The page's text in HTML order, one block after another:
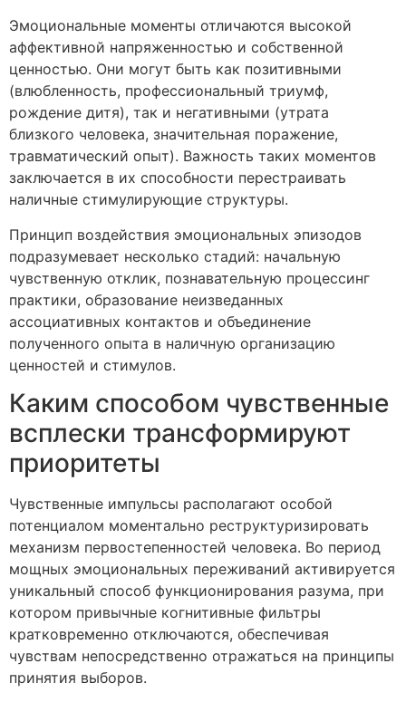
Эмоциональные моменты отличаются высокой
аффективной напряженностью и собственной
ценностью. Они могут быть как позитивными
(влюбленность, профессиональный триумф,
рождение дитя), так и негативными (утрата
близкого человека, значительная поражение,
травматический опыт). Важность таких моментов
заключается в их способности перестраивать
наличные стимулирующие структуры.
Принцип воздействия эмоциональных эпизодов
подразумевает несколько стадий: начальную
чувственную отклик, познавательную процессинг
практики, образование неизведанных
ассоциативных контактов и объединение
полученного опыта в наличную организацию
ценностей и стимулов.
Каким способом чувственные
всплески трансформируют
приоритеты
Чувственные импульсы располагают особой
потенциалом моментально реструктуризировать
механизм первостепенностей человека. Во период
мощных эмоциональных переживаний активируется
уникальный способ функционирования разума, при
котором привычные когнитивные фильтры
кратковременно отключаются, обеспечивая
чувствам непосредственно отражаться на принципы
принятия выборов.